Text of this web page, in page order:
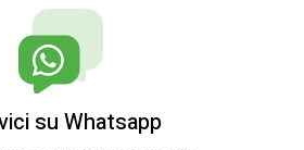
su Whatsapp